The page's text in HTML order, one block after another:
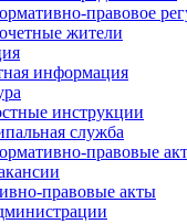
правовое
жители
информация
инструкции
служба
правовые
правовые акты